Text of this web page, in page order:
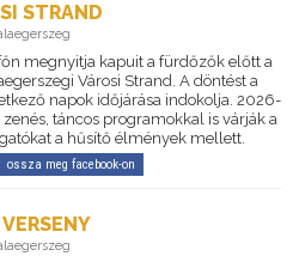
STRAND
megnyitja kapuit a fürdőzők előtt a
Városi Strand. A döntést a
napok időjárása indokolja. 2026-
zenés, táncos programokkal is várják a
a hűsítő élmények mellett.
ossza meg facebook-on